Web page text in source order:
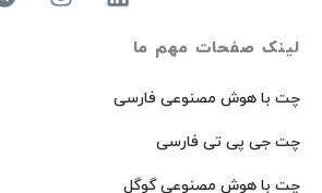
لینک صفحات مهم ما
چت با هوش مصنوعی فارسی
چت جی پی تی فارسی
چت با هوش مصنوعی گوگل